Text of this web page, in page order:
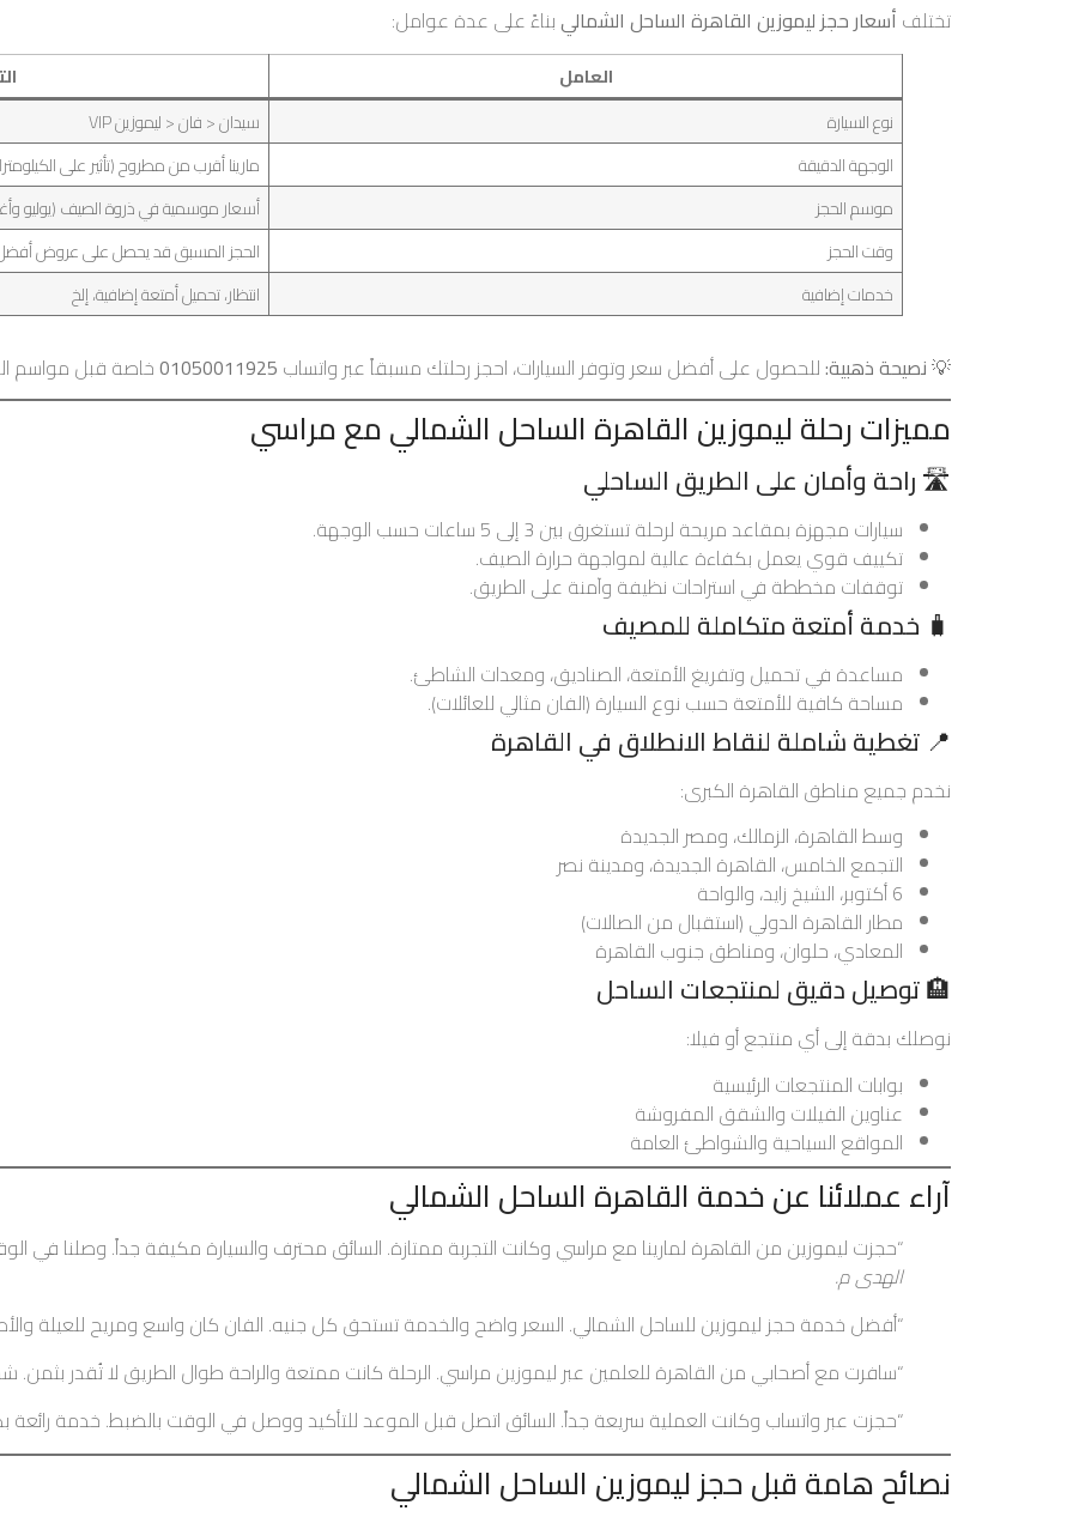
تختلف أسعار حجز ليموزين القاهرة الساحل الشماليبناءً على عدة عوامل:
العامل
نوع السيارة
سيدان < فان < ليموزين VIP
الوجهة الدقيقة
مارينا أقرب من مطروح (تأثير على
موسم الحجز
أسعار موسمية في ذروة الصيف (يوليو
وقت الحجز
الحجز المسبق قد يحصل على عروض
خدمات إضافية
انتظار، تحميل أمتعة إضافية، إلخ
💡نصيحة ذهبية:للحصول على أفضل سعر وتوفر السيارات، احجز رحلتك مسبقاً عبر واتساب 01050011925خاصة قبل مواسم
مميزات رحلة ليموزين القاهرة الساحل الشمالي مع مراسي
🛣️ راحة وأمان على الطريق الساحلي
سيارات مجهزة بمقاعد مريحة لرحلة تستغرق بين 3 إلى 5 ساعات حسب الوجهة.
تكييف قوي يعمل بكفاءة عالية لمواجهة حرارة الصيف.
توقفات مخططة في استراحات نظيفة وآمنة على الطريق.
🧳 خدمة أمتعة متكاملة للمصيف
مساعدة في تحميل وتفريغ الأمتعة، الصناديق، ومعدات الشاطئ.
مساحة كافية للأمتعة حسب نوع السيارة (الفان مثالي للعائلات).
📍 تغطية شاملة لنقاط الانطلاق في القاهرة
نخدم جميع مناطق القاهرة الكبرى:
وسط القاهرة، الزمالك، ومصر الجديدة
التجمع الخامس، القاهرة الجديدة، ومدينة نصر
6 أكتوبر، الشيخ زايد، والواحة
مطار القاهرة الدولي (استقبال من الصالات)
المعادي، حلوان، ومناطق جنوب القاهرة
🏨 توصيل دقيق لمنتجعات الساحل
نوصلك بدقة إلى أي منتجع أو فيلا:
بوابات المنتجعات الرئيسية
عناوين الفيلات والشقق المفروشة
المواقع السياحية والشواطئ العامة
آراء عملائنا عن خدمة القاهرة الساحل الشمالي
“حجزت ليموزين من القاهرة لمارينا مع مراسي وكانت التجربة ممتازة. السائق محترف والسيارة مكيفة جداً. وصلنا في
الهدى م.
“أفضل خدمة حجز ليموزين للساحل الشمالي. السعر واضح والخدمة تستحق كل جنيه. الفان كان واسع ومريح للعيلة
“سافرت مع أصحابي من القاهرة للعلمين عبر ليموزين مراسي. الرحلة كانت ممتعة والراحة طوال الطريق لا تُقدر بثمن.
“حجزت عبر واتساب وكانت العملية سريعة جداً. السائق اتصل قبل الموعد للتأكيد ووصل في الوقت بالضبط. خدمة
نصائح هامة قبل حجز ليموزين الساحل الشمالي